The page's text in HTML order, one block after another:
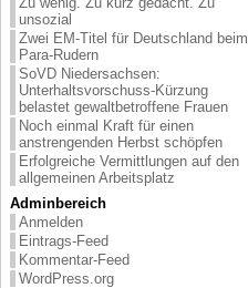
unsozial
Zwei EM-Titel für Deutschland beim
Para-Rudern
SoVD Niedersachsen:
Unterhaltsvorschuss-Kürzung
belastet gewaltbetroffene Frauen
Noch einmal Kraft für einen
anstrengenden Herbst schöpfen
Erfolgreiche Vermittlungen auf den
allgemeinen Arbeitsplatz
Adminbereich
Anmelden
Eintrags-Feed
Kommentar-Feed
WordPress.org